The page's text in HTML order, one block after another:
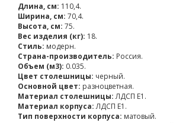
Длина, см: 110,4.
Ширина, см: 70,4.
Высота, см: 75.
Вес изделия (кг): 18.
Стиль: модерн.
Страна-производитель: Россия.
Объем (м3): 0.035.
Цвет столешницы: черный.
Основной цвет: разноцветная.
Материал столешницы:ЛДСП Е1.
Материал корпуса:ЛДСП Е1.
Тип поверхности корпуса: матовый.